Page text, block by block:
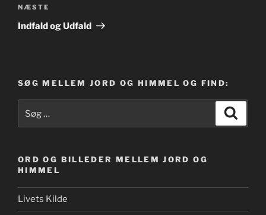
Næste
indlæg
NÆSTE
Indfald og Udfald
SØG MELLEM JORD OG HIMMEL OG FIND:
efter:
ORD OG BILLEDER MELLEM JORD OG
HIMMEL
Livets Kilde